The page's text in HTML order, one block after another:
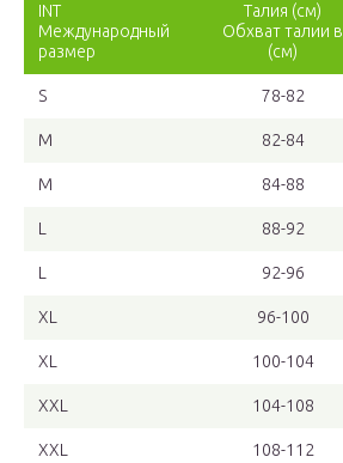
INT
Международный
размер
Талия (см)
Обхват талии в
(см)
S 78-82
М 82-84
М 84-88
L 88-92
L 92-96
XL 96-100
XL 100-104
XXL 104-108
XXL 108-112